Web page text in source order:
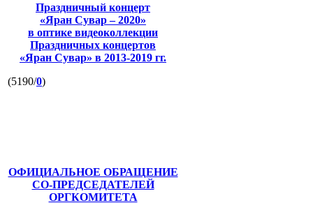
Праздничный концерт
«Яран Сувар – 2020»
в оптике видеоколлекции
Праздничных концертов
«Яран Сувар» в 2013-2019 гг.
(5190/0)
ОФИЦИАЛЬНОЕ ОБРАЩЕНИЕ
СО-ПРЕДСЕДАТЕЛЕЙ
ОРГКОМИТЕТА